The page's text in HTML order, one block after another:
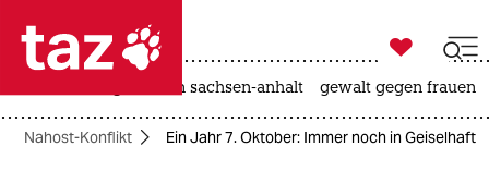
 taz zahl ich
taz zahl ich

taz zahl ich
landtagswahl in sachsen-anhalt gewalt gegen frauen
Nahost-Konflikt Ein Jahr 7. Oktober: Immer noch in Geiselhaft